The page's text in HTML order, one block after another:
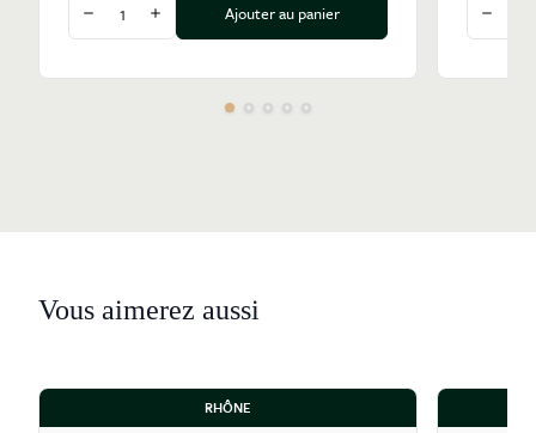
Diminuer la quantité
Augmenter la quantité
Ajouter au panier
Vous aimerez aussi
RHÔNE